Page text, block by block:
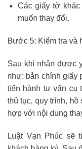
Các giấy tờ
muốn thay đổi.
Bước 5: Kiểm tra và
Sau khi nhận được
như: bản chính giấy
tiến hành tư vấn cụ
thủ tục, quy trình,
hợp với nội dung
Luật Vạn Phúc sẽ